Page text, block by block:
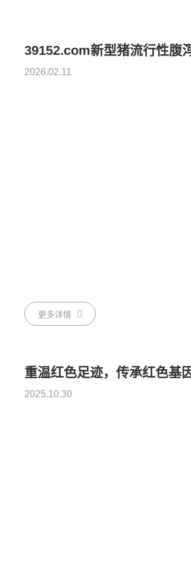
2026.02.11
更多详情
2025.10.30